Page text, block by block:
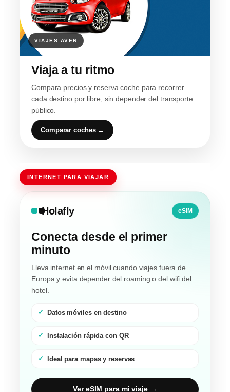
Viaja a tu ritmo
Compara precios y reserva coche para recorrer
cada destino por libre, sin depender del transporte
público.
Comparar coches →
INTERNET PARA VIAJAR
Holafly eSIM
Conecta desde el primer
minuto
Lleva internet en el móvil cuando viajes fuera de
Europa y evita depender del roaming o del wifi del
hotel.
Datos móviles en destino
Instalación rápida con QR
Ideal para mapas y reservas
Ver eSIM para mi viaje →